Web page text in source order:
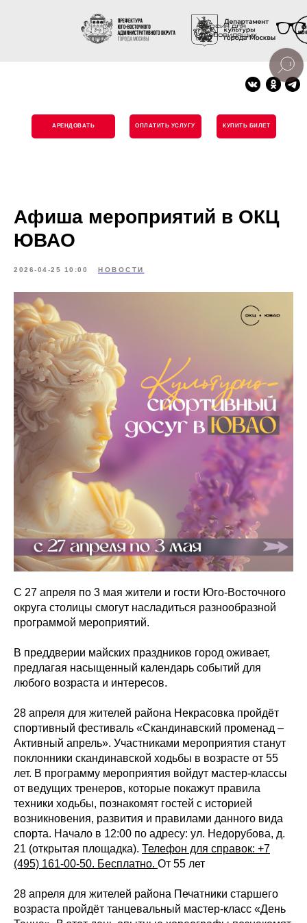
Версия для
слабовидящих
КУПИТЬ БИЛЕТ
АРЕНДОВАТЬ ОПЛАТИТЬ УСЛУГУ
Афиша мероприятий в ОКЦ
ЮВАО
2026-04-25 10:00 НОВОСТИ
С 27 апреля по 3 мая жители и гости Юго-Восточного
округа столицы смогут насладиться разнообразной
программой мероприятий.
В преддверии майских праздников город оживает,
предлагая насыщенный календарь событий для
любого возраста и интересов.
28 апреля для жителей района Некрасовка пройдёт
спортивный фестиваль «Скандинавский променад –
Активный апрель». Участниками мероприятия станут
поклонники скандинавской ходьбы в возрасте от 55
лет. В программу мероприятия войдут мастер-классы
от ведущих тренеров, которые покажут правила
техники ходьбы, познакомят гостей с историей
возникновения, развития и правилами данного вида
спорта. Начало в 12:00 по адресу: ул. Недорубова, д.
21 (открытая площадка). Телефон для справок: +7
(495) 161-00-50. Бесплатно. От 55 лет
28 апреля для жителей района Печатники старшего
возраста пройдёт танцевальный мастер-класс «День